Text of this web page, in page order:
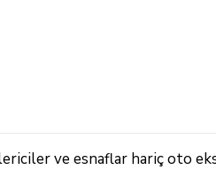
ve esnaflar hariç oto